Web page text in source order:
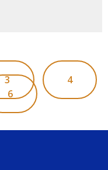
3
4
6